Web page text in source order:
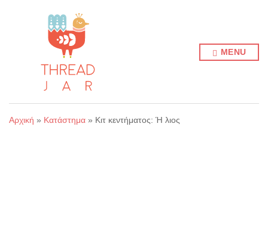
MENU
Αρχική » Κατάστημα » Κιτ κεντήματος: Ή λιος